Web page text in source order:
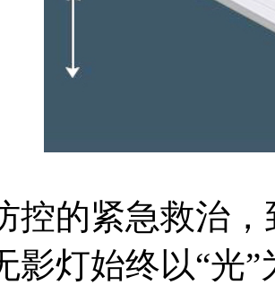
控的紧急救治
影灯始终以“光